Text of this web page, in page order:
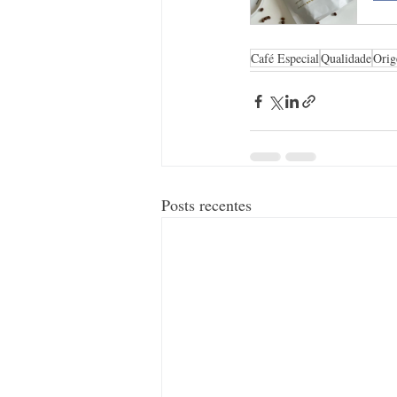
Café EspecialQualidade
Posts recentes